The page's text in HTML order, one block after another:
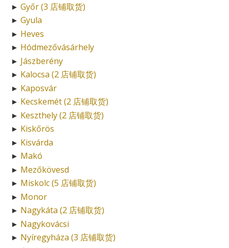
► Győr (3 店铺取货)
► Gyula
► Heves
► Hódmezővásárhely
► Jászberény
► Kalocsa (2 店铺取货)
► Kaposvár
► Kecskemét (2 店铺取货)
► Keszthely (2 店铺取货)
► Kiskőrös
► Kisvárda
► Makó
► Mezőkövesd
► Miskolc (5 店铺取货)
► Monor
► Nagykáta (2 店铺取货)
► Nagykovácsi
► Nyíregyháza (3 店铺取货)